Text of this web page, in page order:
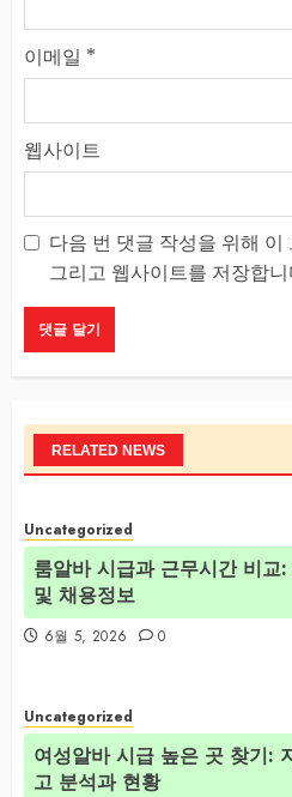
이메일 *
웹사이트
다음 번 댓글 작성을 위해
그리고 웹사이트를 저장합니
RELATED NEWS
Uncategorized
룸알바 시급과 근무시간 비교
및 채용정보
6월 5, 2026 0
Uncategorized
여성알바 시급 높은 곳 찾기:
고 분석과 현황